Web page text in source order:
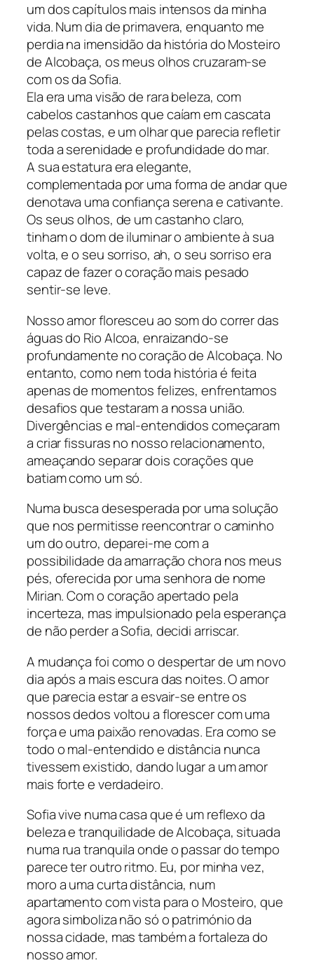
um dos capítulos mais intensos da minha
vida. Num dia de primavera, enquanto me
perdia na imensidão da história do Mosteiro
de Alcobaça, os meus olhos cruzaram-se
com os da Sofia.
Ela era uma visão de rara beleza, com
cabelos castanhos que caíam em cascata
pelas costas, e um olhar que parecia refletir
toda a serenidade e profundidade do mar.
A sua estatura era elegante,
complementada por uma forma de andar que
denotava uma confiança serena e cativante.
Os seus olhos, de um castanho claro,
tinham o dom de iluminar o ambiente à sua
volta, e o seu sorriso, ah, o seu sorriso era
capaz de fazer o coração mais pesado
sentir-se leve.
Nosso amor floresceu ao som do correr das
águas do Rio Alcoa, enraizando-se
profundamente no coração de Alcobaça. No
entanto, como nem toda história é feita
apenas de momentos felizes, enfrentamos
desafios que testaram a nossa união.
Divergências e mal-entendidos começaram
a criar fissuras no nosso relacionamento,
ameaçando separar dois corações que
batiam como um só.
Numa busca desesperada por uma solução
que nos permitisse reencontrar o caminho
um do outro, deparei-me com a
possibilidade da amarração chora nos meus
pés, oferecida por uma senhora de nome
Mirian. Com o coração apertado pela
incerteza, mas impulsionado pela esperança
de não perder a Sofia, decidi arriscar.
A mudança foi como o despertar de um novo
dia após a mais escura das noites. O amor
que parecia estar a esvair-se entre os
nossos dedos voltou a florescer com uma
força e uma paixão renovadas. Era como se
todo o mal-entendido e distância nunca
tivessem existido, dando lugar a um amor
mais forte e verdadeiro.
Sofia vive numa casa que é um reflexo da
beleza e tranquilidade de Alcobaça, situada
numa rua tranquila onde o passar do tempo
parece ter outro ritmo. Eu, por minha vez,
moro a uma curta distância, num
apartamento com vista para o Mosteiro, que
agora simboliza não só o património da
nossa cidade, mas também a fortaleza do
nosso amor.